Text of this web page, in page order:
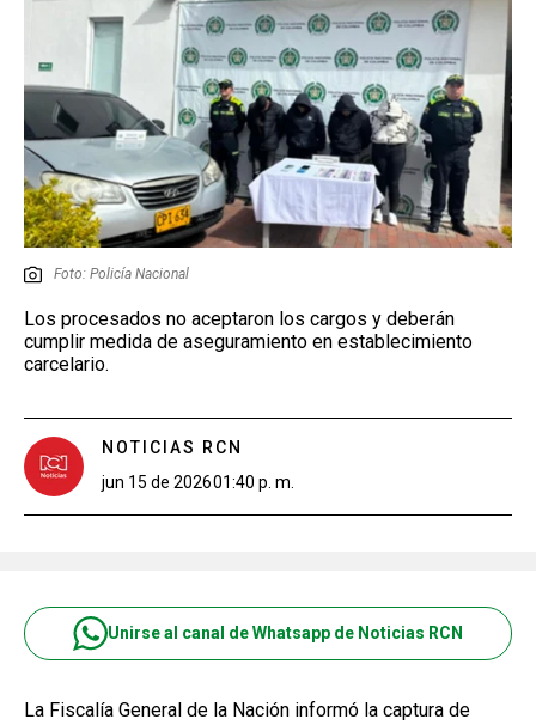
EMISIÓN 11:30 PM
Foto: Policía Nacional
Los procesados no aceptaron los cargos y deberán
cumplir medida de aseguramiento en establecimiento
carcelario.
NOTICIAS RCN
jun 15 de 202601:40 p. m.
Unirse al canal de Whatsapp de Noticias RCN
La Fiscalía General de la Nación informó la captura de